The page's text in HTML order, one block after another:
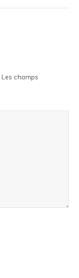
Les champs